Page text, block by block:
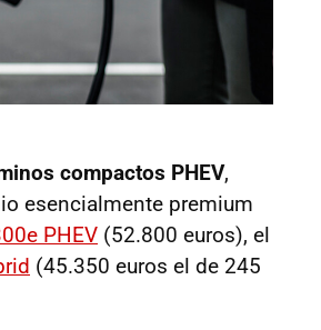
compactos PHEV,
esencialmente premium
PHEV (52.800 euros), el
(45.350 euros el de 245